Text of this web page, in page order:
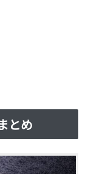
とめ